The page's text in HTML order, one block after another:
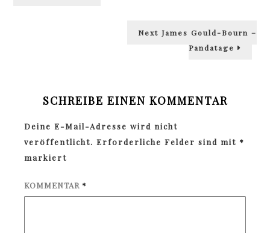
Next Next
James Gould-Bourn –
Pandatage
SCHREIBE EINEN KOMMENTAR
Deine E-Mail-Adresse wird nicht
veröffentlicht. Erforderliche Felder sind mit *
markiert
KOMMENTAR *